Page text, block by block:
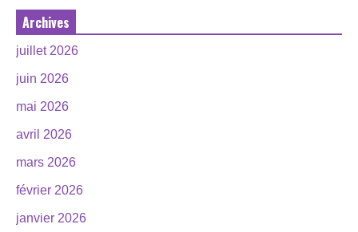
Archives
juillet 2026
juin 2026
mai 2026
avril 2026
mars 2026
février 2026
janvier 2026